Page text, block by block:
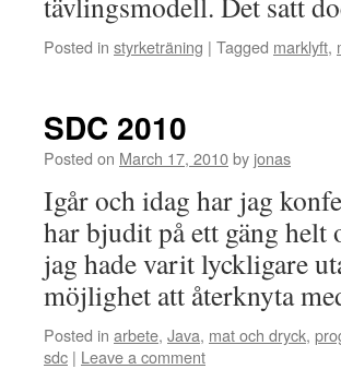
Posted in styrketräning | Tagged marklyft,
SDC 2010
Posted on March 17, 2010by jonas
Igår och idag har jag
har bjudit på ett gäng helt
jag hade varit lyckligare
möjlighet att återknyta
Posted in arbete, Java, mat och dryck,
sdc | Leave a comment